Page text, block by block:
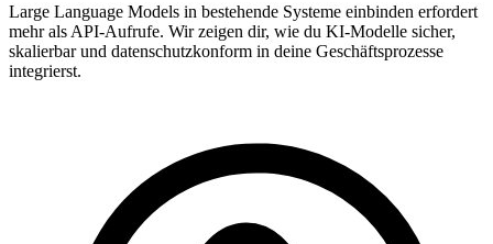
Large Language Models in bestehende Systeme einbinden erfordert
mehr als API-Aufrufe. Wir zeigen dir, wie du KI-Modelle sicher,
skalierbar und datenschutzkonform in deine Geschäftsprozesse
integrierst.